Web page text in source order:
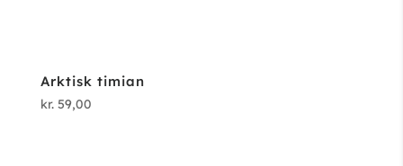
Arktisk timian
kr.59,00